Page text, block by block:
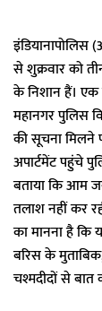
इंडियानापोलिस
से शुक्रवार को
के निशान हैं। एक
महानगर पुलिस
की सूचना मिलने
अपार्टमेंट पहुंचे
बताया कि आम
तलाश नहीं कर
का मानना है कि
बरिस के
चश्मदीदों से बात